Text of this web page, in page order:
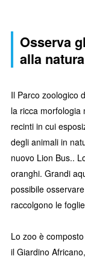
Osserva
alla
Il Parco zoologico
la ricca morfologia
recinti in cui
degli animali in
nuovo Lion Bus..
oranghi. Grandi
possibile
raccolgono le
Lo zoo è
il Giardino